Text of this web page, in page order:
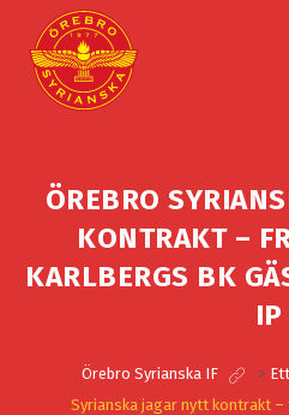
ÖREBRO
KONTRAKT –
KARLBERGS BK
IP
Örebro Syrianska IF >
Syrianska jagar nytt kontrakt